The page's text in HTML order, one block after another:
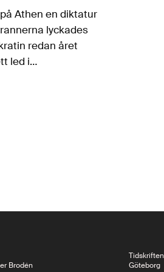
Athen en diktatur
lyckades
redan året
led i
Brodén
Göteborg